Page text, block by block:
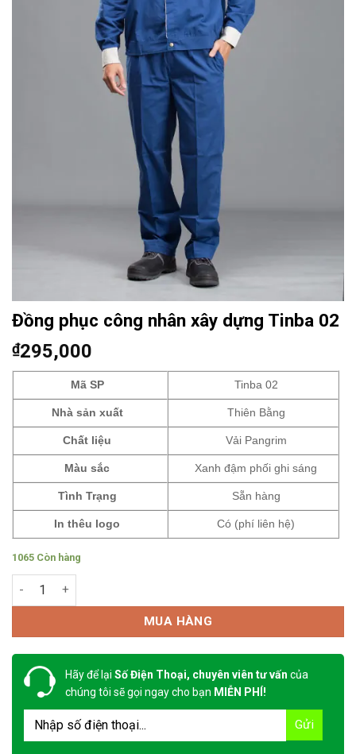
Đồng phục công nhân xây dựng Tinba 02
₫295,000
Mã SP Tinba 02
Nhà sản xuất Thiên Bằng
Chất liệu Vải Pangrim
Màu sắc Xanh đậm phối ghi sáng
Tình Trạng Sẵn hàng
In thêu logo Có (phí liên hệ)
1065 Còn hàng
Đồng phục công nhân xây dựng Tinba 02 số lượng
MUA HÀNG
Hãy để lại Số Điện Thoại, chuyên viên tư vấn của
chúng tôi sẽ gọi ngay cho bạn MIỄN PHÍ!